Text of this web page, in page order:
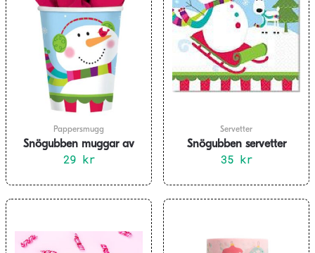
Pappersmugg
Snögubben muggar av
papp 8-pack
29 kr
Servetter
Snögubben servetter
35 kr